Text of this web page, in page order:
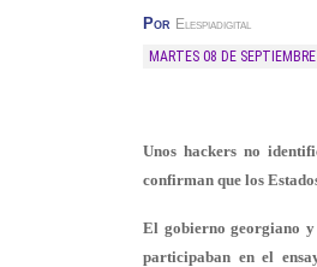
Por Elespiadigital
MARTES 08 DE
Unos hackers no
confirman que los
El gobierno georgiano y
participaban en el